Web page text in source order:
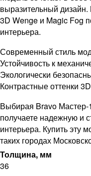
выразительный дизайн.
3D Wenge и Magic Fog
интерьера.
Современный стиль
Устойчивость к
Экологически
Контрастные оттенки
Выбирая Bravo
получаете надежную и
интерьера. Купить эту
таких городах
Толщина, мм
36